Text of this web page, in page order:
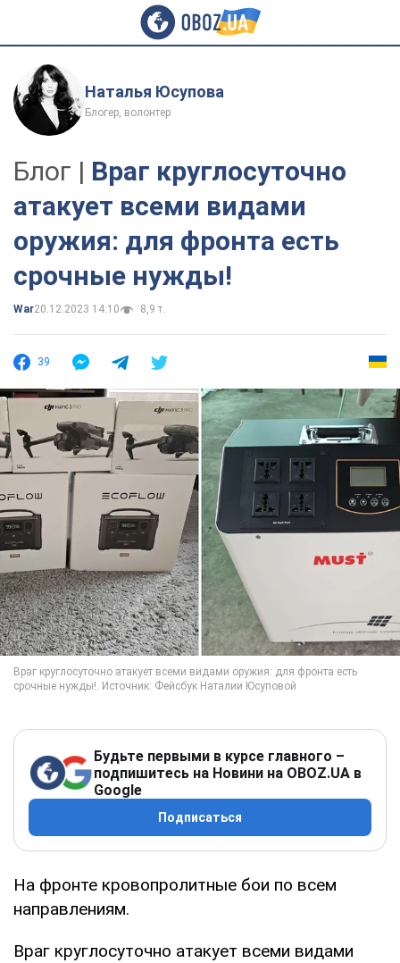
Наталья Юсупова
Блогер, волонтер
Блог | Враг круглосуточно
атакует всеми видами
оружия: для фронта есть
срочные нужды!
War20.12.2023 14:10 8,9 т.
39
Будьте первыми в курсе главного –
подпишитесь на Новини на OBOZ.UA в
Google
Подписаться
На фронте кровопролитные бои по всем
направлениям.
Враг круглосуточно атакует всеми видами